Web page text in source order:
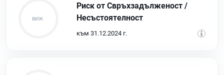
Риск от Свръхзадълженост /
Несъстоятелност
към 31.12.2024 г.